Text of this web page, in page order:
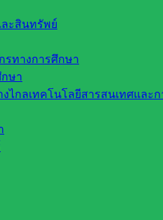
ละสินทรัพย์
ทางการศึกษา
ษา
ไกลเทคโนโลยีสารสนเทศและ